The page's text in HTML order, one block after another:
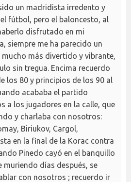
un madridista irredento y
fútbol, pero el baloncesto, al
disfrutado en mi
siempre me ha parecido un
más divertido y vibrante,
sin tregua. Encima recuerdo
los 80 y principios de los 90 al
acababa el partido
a los jugadores en la calle, que
y charlaba con nosotros:
Biriukov, Cargol,
en la final de la Korac contra
Pinedo cayó en el banquillo
muriendo días después, se
con nosotros ; recuerdo ir